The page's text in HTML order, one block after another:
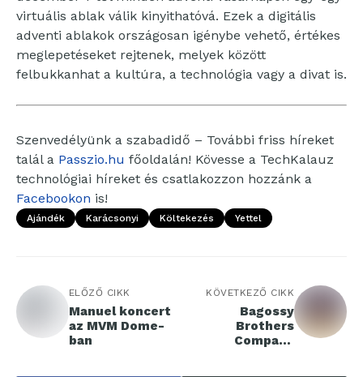
virtuális ablak válik kinyithatóvá. Ezek a digitális
adventi ablakok országosan igénybe vehető, értékes
meglepetéseket rejtenek, melyek között
felbukkanhat a kultúra, a technológia vagy a divat is.
Szenvedélyünk a szabadidő – További friss híreket
talál a Passzio.hu főoldalán! Kövesse a TechKalauz
technológiai híreket és csatlakozzon hozzánk a
Facebookon is!
Ajándék Karácsonyi Költekezés Yettel
ELŐZŐ CIKK
Manuel koncert
az MVM Dome-
ban
KÖVETKEZŐ CIKK
Bagossy
Brothers
Company